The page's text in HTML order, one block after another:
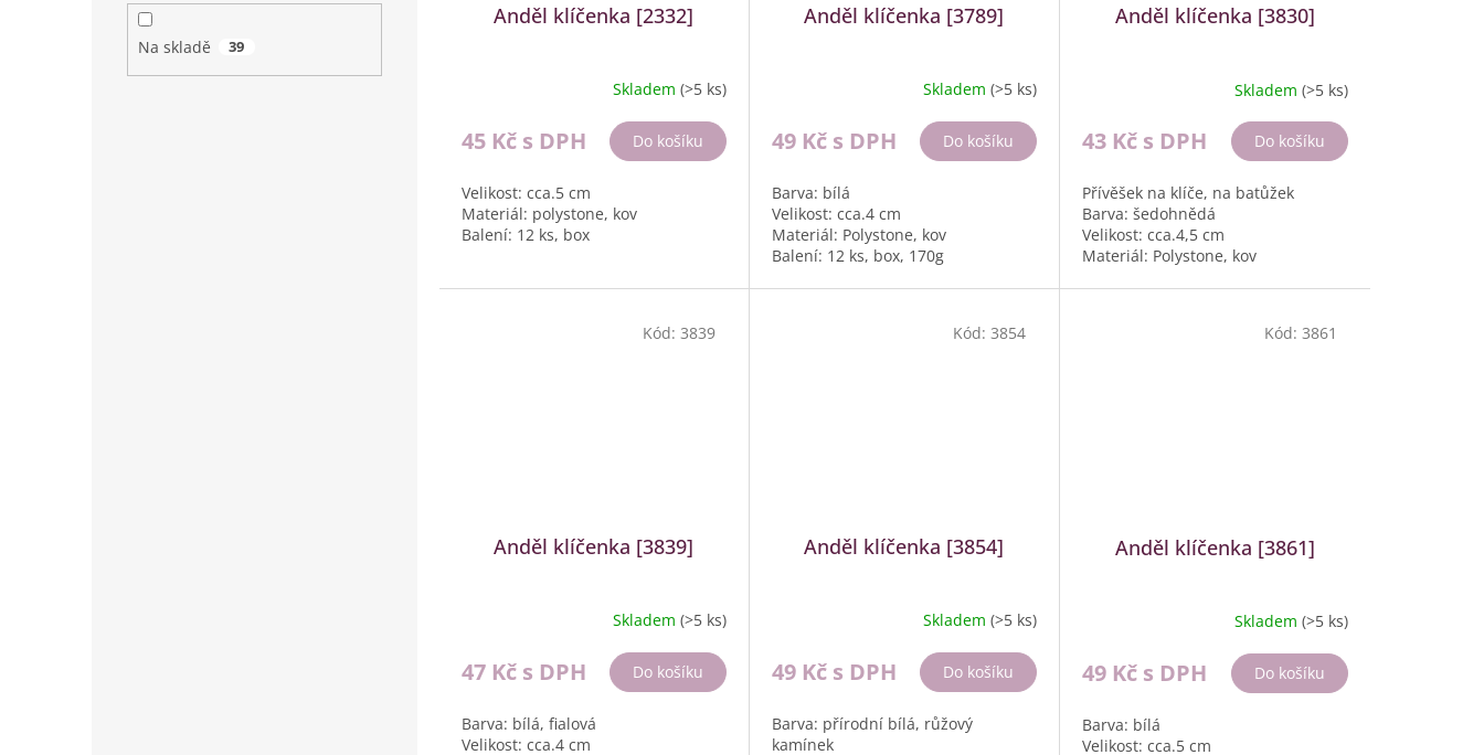
Na skladě 39
Anděl klíčenka [2332]
Skladem (>5 ks)
45 Kč s DPH Do košíku
Velikost: cca.5 cm
Materiál: polystone, kov
Balení: 12 ks, box
Anděl klíčenka [3789]
Skladem (>5 ks)
49 Kč s DPH Do košíku
Barva: bílá
Velikost: cca.4 cm
Materiál: Polystone, kov
Balení: 12 ks, box, 170g
Anděl klíčenka [3830]
Skladem (>5 ks)
43 Kč s DPH Do košíku
Přívěšek na klíče, na batůžek
Barva: šedohnědá
Velikost: cca.4,5 cm
Materiál: Polystone, kov
Anděl klíčenka [3839]
Skladem (>5 ks)
47 Kč s DPH Do košíku
Barva: bílá, fialová
Velikost: cca.4 cm
Kód: 3839
Anděl klíčenka [3854]
Skladem (>5 ks)
49 Kč s DPH Do košíku
Barva: přírodní bílá, růžový
kamínek
Kód: 3854
Anděl klíčenka [3861]
Skladem (>5 ks)
49 Kč s DPH Do košíku
Barva: bílá
Velikost: cca.5 cm
Kód: 3861